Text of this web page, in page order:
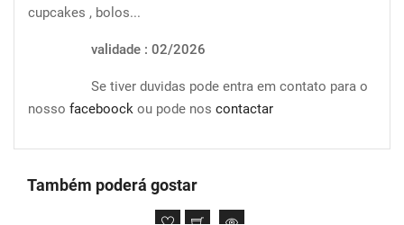
cupcakes , bolos...
validade : 02/2026
Se tiver duvidas pode entra em contato para o
nosso faceboock ou pode nos contactar
Também poderá gostar